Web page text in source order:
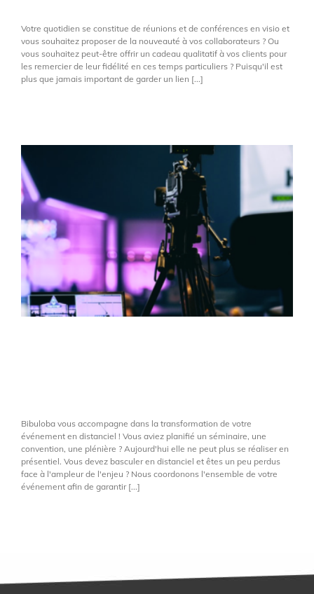
Votre quotidien se constitue de réunions et de conférences en visio et
vous souhaitez proposer de la nouveauté à vos collaborateurs ? Ou
vous souhaitez peut-être offrir un cadeau qualitatif à vos clients pour
les remercier de leur fidélité en ces temps particuliers ? Puisqu'il est
plus que jamais important de garder un lien [...]
Bibuloba vous accompagne dans la transformation de votre
événement en distanciel ! Vous aviez planifié un séminaire, une
convention, une plénière ? Aujourd'hui elle ne peut plus se réaliser en
présentiel. Vous devez basculer en distanciel et êtes un peu perdus
face à l'ampleur de l'enjeu ? Nous coordonons l'ensemble de votre
événement afin de garantir [...]